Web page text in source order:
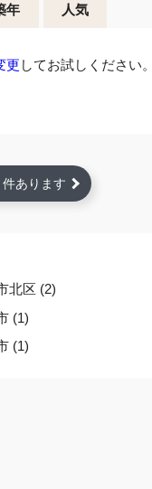
年 人気
更 してお試しください。
件あります
北区 (2)
(1)
(1)